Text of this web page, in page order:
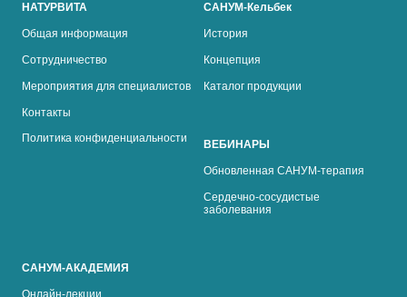
НАТУРВИТА
Общая информация
Сотрудничество
Мероприятия для специалистов
Контакты
Политика конфиденциальности
САНУМ-Кельбек
История
Концепция
Каталог продукции
ВЕБИНАРЫ
Обновленная САНУМ-терапия
Сердечно-сосудистые
заболевания
САНУМ-АКАДЕМИЯ
Онлайн-лекции